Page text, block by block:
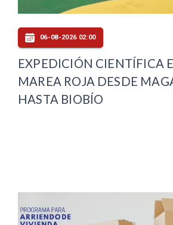
06-08-2026 02:00
EXPEDICIÓN CIENTÍFICA
MAREA ROJA DESDE
HASTA BIOBÍO